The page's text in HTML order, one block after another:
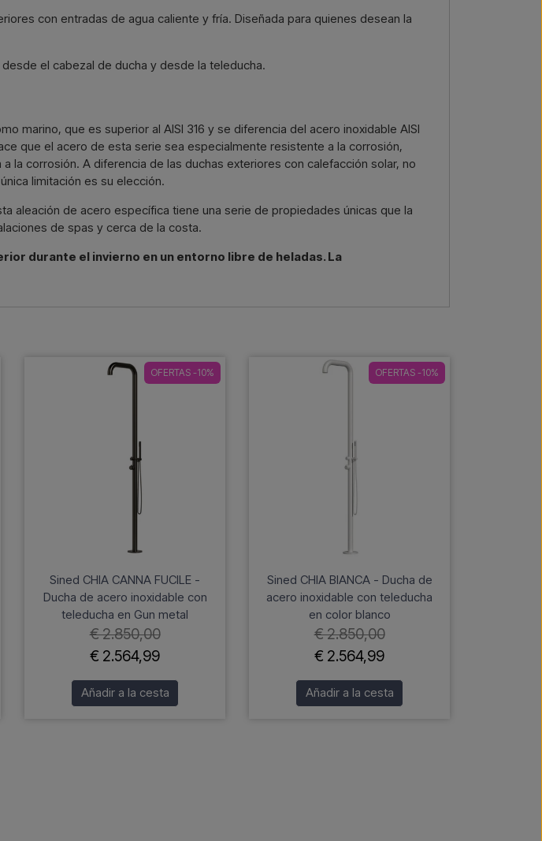
con entradas de agua caliente y fría. Diseñada para quienes desean la
el cabezal de ducha y desde la teleducha.
marino, que es superior al AISI 316 y se diferencia del acero inoxidable AISI
que el acero de esta serie sea especialmente resistente a la corrosión,
la corrosión. A diferencia de las duchas exteriores con calefacción solar, no
limitación es su elección.
aleación de acero específica tiene una serie de propiedades únicas que la
de spas y cerca de la costa.
durante el invierno en un entorno libre de heladas. La
OFERTAS -10%
Sined CHIA CANNA FUCILE -
Ducha de acero inoxidable con
teleducha en Gun metal
€ 2.850,00
€ 2.564,99
Añadir a la cesta
OFERTAS -10%
Sined CHIA BIANCA - Ducha de
acero inoxidable con teleducha
en color blanco
€ 2.850,00
€ 2.564,99
Añadir a la cesta